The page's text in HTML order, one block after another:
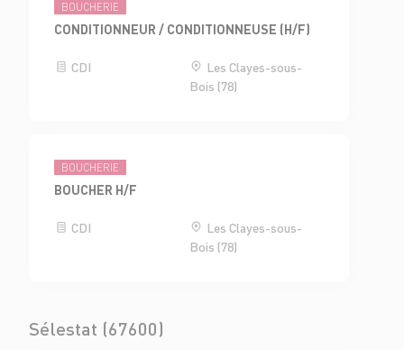
BOUCHERIE
CONDITIONNEUR / CONDITIONNEUSE (H/F)
CDI
Les Clayes-sous-
Bois (78)
BOUCHERIE
BOUCHER H/F
CDI
Les Clayes-sous-
Bois (78)
Sélestat (67600)